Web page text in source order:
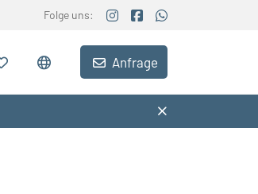
Folge uns:
Anfrage